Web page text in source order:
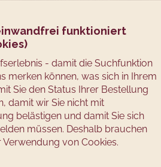
funktioniert
- damit die Suchfunktion
merken können, was sich in Ihrem
Sie den Status Ihrer Bestellung
damit wir Sie nicht mit
belästigen und damit Sie sich
müssen. Deshalb brauchen
von Cookies.